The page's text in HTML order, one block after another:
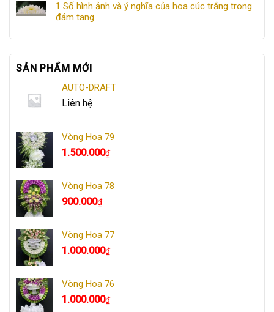
1 Số hình ảnh và ý nghĩa của hoa cúc trắng trong
đám tang
SẢN PHẨM MỚI
AUTO-DRAFT
Liên hệ
Vòng Hoa 79
1.500.000₫
Vòng Hoa 78
900.000₫
Vòng Hoa 77
1.000.000₫
Vòng Hoa 76
1.000.000₫